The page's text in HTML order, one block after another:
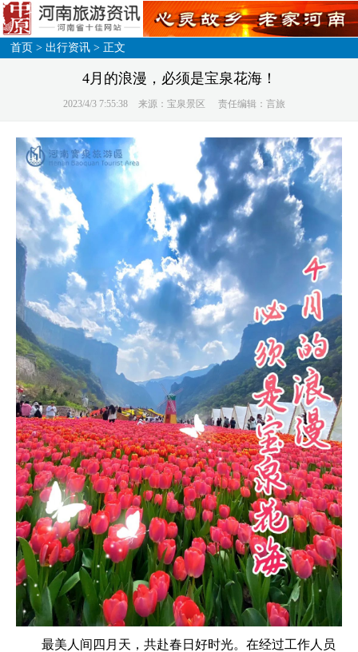
首页 >出行资讯 > 正文
4月的浪漫，必须是宝泉花海！
2023/4/3 7:55:38 来源：宝泉景区 责任编辑：言旅
最美人间四月天，共赴春日好时光。在经过工作人员